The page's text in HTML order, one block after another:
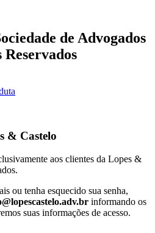
de Advogados
& Castelo
aos clientes da Lopes &
ou tenha esquecido sua senha,
informando os
suas informações de acesso.